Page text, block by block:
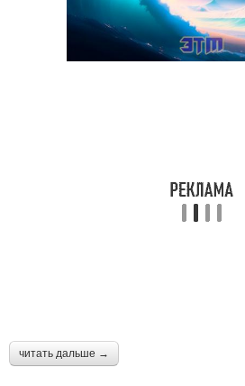
читать дальше →